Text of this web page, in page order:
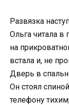
Развязка
Ольга читала в
на
встала и, не
Дверь в
Он стоял
телефону